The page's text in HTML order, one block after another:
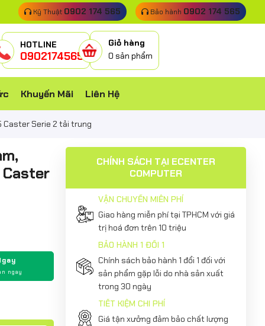
Kỹ Thuật 0902 174 565 Bảo hành 0902 174 565
HOTLINE
0902174565
Giỏ hàng
0 sản phẩm
Khuyến Mãi Liên Hệ
Caster Serie 2 tải trung
ngay
CHÍNH SÁCH TẠI ECENTER
COMPUTER
VẬN CHUYỂN MIỄN PHÍ
Giao hàng miễn phí tại TPHCM với giá
trị hoá đơn trên 10 triệu
BẢO HÀNH 1 ĐỔI 1
Chính sách bảo hành 1 đổi 1 đối với
sản phẩm gặp lỗi do nhà sản xuất
trong 30 ngày
TIẾT KIỆM CHI PHÍ
Giá tận xưởng đảm bảo chất lượng